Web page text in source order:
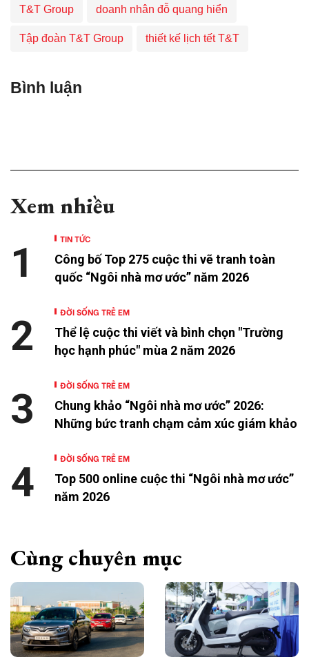
T&T Group doanh nhân đỗ quang hiển
Tập đoàn T&T Group thiết kế lịch tết T&T
Bình luận
Xem nhiều
TIN TỨC
Công bố Top 275 cuộc thi vẽ tranh toàn
quốc “Ngôi nhà mơ ước” năm 2026
1
ĐỜI SỐNG TRẺ EM
Thể lệ cuộc thi viết và bình chọn "Trường
học hạnh phúc" mùa 2 năm 2026
2
ĐỜI SỐNG TRẺ EM
Chung khảo “Ngôi nhà mơ ước” 2026:
Những bức tranh chạm cảm xúc giám khảo
3
ĐỜI SỐNG TRẺ EM
Top 500 online cuộc thi “Ngôi nhà mơ ước”
năm 2026
4
Cùng chuyên mục